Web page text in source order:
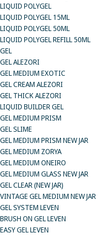
LIQUID POLYGEL
LIQUID POLYGEL 15ML
LIQUID POLYGEL 50ML
LIQUID POLYGEL REFILL 50ML
GEL
GEL ALEZORI
GEL MEDIUM EXOTIC
GEL CREAM ALEZORI
GEL THICK ALEZORI
LIQUID BUILDER GEL
GEL MEDIUM PRISM
GEL SLIME
GEL MEDIUM PRISM NEW JAR
GEL MEDIUM ZORYA
GEL MEDIUM ONEIRO
GEL MEDIUM GLASS NEW JAR
GEL CLEAR (NEW JAR)
VINTAGE GEL MEDIUM NEW JAR
GEL SYSTEM LEVEN
BRUSH ON GEL LEVEN
EASY GEL LEVEN